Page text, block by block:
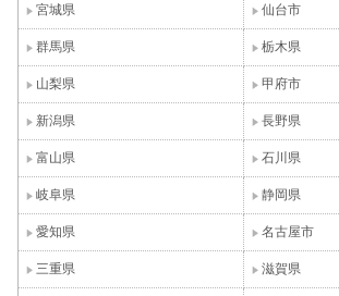
宮城県 仙台市
群馬県 栃木県
山梨県 甲府市
新潟県 長野県
富山県 石川県
岐阜県 静岡県
愛知県 名古屋市
三重県 滋賀県